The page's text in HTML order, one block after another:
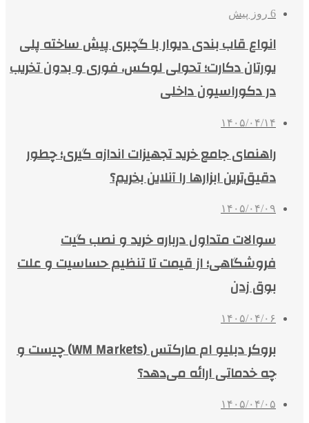
6 روز پیش
انواع قاب بندی دیوار با گچبری پیش ساخته پلی
یورتان دکارت؛ تحولی لوکس، فوری و بدون تخریب
در دکوراسیون داخلی
۱۴۰۵/۰۴/۱۴
راهنمای جامع خرید تجهیزات اندازه گیری؛ چطور
دقیق‌ترین ابزارها را آنلاین بخریم؟
۱۴۰۵/۰۴/۰۹
سوالات متداول درباره خرید و نصب گیت
فروشگاهی؛ از قیمت تا تنظیم حساسیت و علت
بوق زدن
۱۴۰۵/۰۴/۰۶
بروکر دبلیو ام مارکتس (WM Markets) چیست و
چه خدماتی ارائه می‌دهد؟
۱۴۰۵/۰۴/۰۵